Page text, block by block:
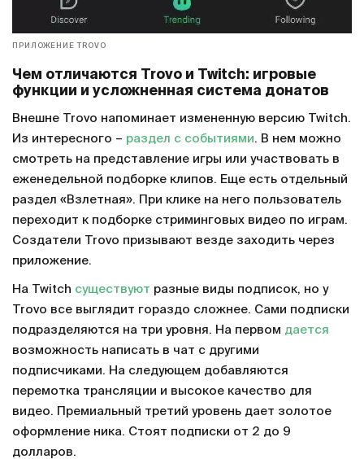
ПРИЛОЖЕНИЕ TROVO
Чем отличаются Trovo и Twitch: игровые
функции и усложненная система донатов
Внешне Trovo напоминает измененную версию Twitch.
Из интересного – раздел с событиями. В нем можно
смотреть на представление игры или участвовать в
еженедельной подборке клипов. Еще есть отдельный
раздел «Взлетная». При клике на него пользователь
переходит к подборке стриминговых видео по играм.
Создатели Trovo призывают везде заходить через
приложение.
На Twitch существуют разные виды подписок, но у
Trovo все выглядит гораздо сложнее. Сами подписки
подразделяются на три уровня. На первом дается
возможность написать в чат с другими
подписчиками. На следующем добавляются
перемотка трансляции и высокое качество для
видео. Премиальный третий уровень дает золотое
оформление ника. Стоят подписки от 2 до 9
долларов.